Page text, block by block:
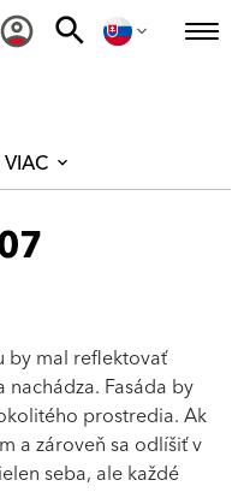
by mal reflektovať
Fasáda by
prostredia. Ak
a zároveň sa odlíšiť v
seba, ale každé